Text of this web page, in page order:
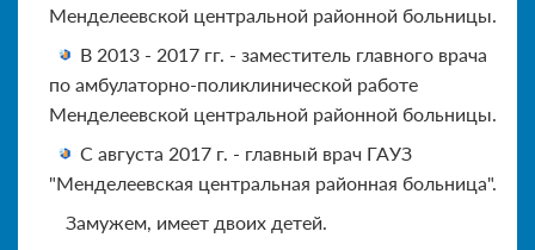
Менделеевской центральной районной больницы.
В 2013 - 2017 гг. - заместитель главного врача
по амбулаторно-поликлинической работе
Менделеевской центральной районной больницы.
С августа 2017 г. - главный врач ГАУЗ
"Менделеевская центральная районная больница".
Замужем, имеет двоих детей.